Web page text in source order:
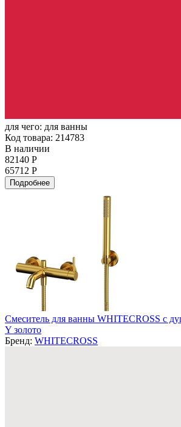
для чего: для ванны
Код товара: 214783
В наличии
82140 Р
65712 Р
Подробнее
Смеситель для ванны WHITECROSS с
Y золото
Бренд: WHITECROSS